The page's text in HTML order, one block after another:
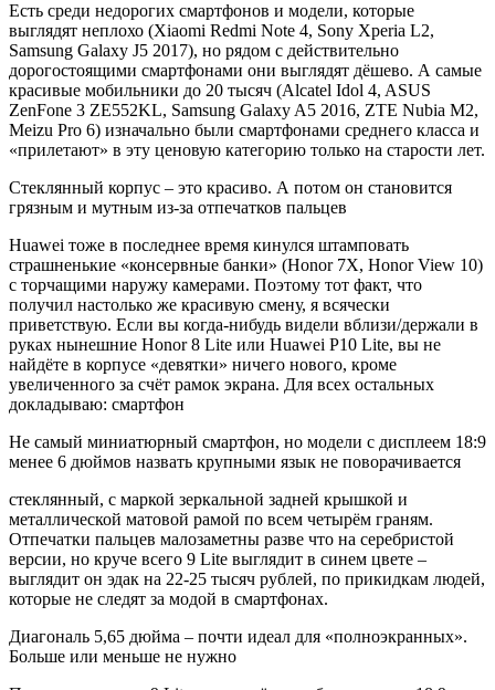
Есть среди недорогих смартфонов и модели, которые
выглядят неплохо (Xiaomi Redmi Note 4, Sony Xperia L2,
Samsung Galaxy J5 2017), но рядом с действительно
дорогостоящими смартфонами они выглядят дёшево. А самые
красивые мобильники до 20 тысяч (Alcatel Idol 4, ASUS
ZenFone 3 ZE552KL, Samsung Galaxy A5 2016, ZTE Nubia M2,
Meizu Pro 6) изначально были смартфонами среднего класса и
«прилетают» в эту ценовую категорию только на старости лет.
Стеклянный корпус – это красиво. А потом он становится
грязным и мутным из-за отпечатков пальцев
Huawei тоже в последнее время кинулся штамповать
страшненькие «консервные банки» (Honor 7X, Honor View 10)
с торчащими наружу камерами. Поэтому тот факт, что
получил настолько же красивую смену, я всячески
приветствую. Если вы когда-нибудь видели вблизи/держали в
руках нынешние Honor 8 Lite или Huawei P10 Lite, вы не
найдёте в корпусе «девятки» ничего нового, кроме
увеличенного за счёт рамок экрана. Для всех остальных
докладываю: смартфон
Не самый миниатюрный смартфон, но модели с дисплеем 18:9
менее 6 дюймов назвать крупными язык не поворачивается
стеклянный, с маркой зеркальной задней крышкой и
металлической матовой рамой по всем четырём граням.
Отпечатки пальцев малозаметны разве что на серебристой
версии, но круче всего 9 Lite выглядит в синем цвете –
выглядит он эдак на 22-25 тысяч рублей, по прикидкам людей,
которые не следят за модой в смартфонах.
Диагональ 5,65 дюйма – почти идеал для «полноэкранных».
Больше или меньше не нужно